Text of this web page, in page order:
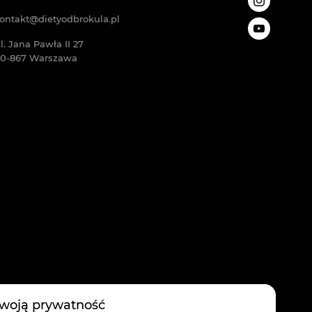
Jana Pawła II 27
867 Warszawa
prywatność